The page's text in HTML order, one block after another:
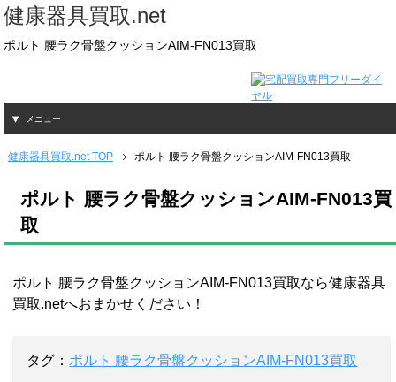
健康器具買取.net
ポルト 腰ラク骨盤クッションAIM-FN013買取
メニュー
健康器具買取.net TOP ポルト 腰ラク骨盤クッションAIM-FN013買取
ポルト 腰ラク骨盤クッションAIM-FN013買
取
ポルト 腰ラク骨盤クッションAIM-FN013買取なら健康器具
買取.netへおまかせください！
タグ： ポルト 腰ラク骨盤クッションAIM-FN013買取